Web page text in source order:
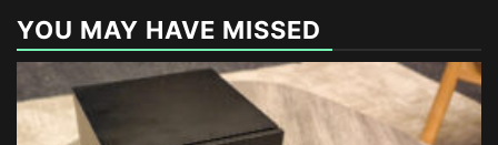
YOU MAY HAVE MISSED